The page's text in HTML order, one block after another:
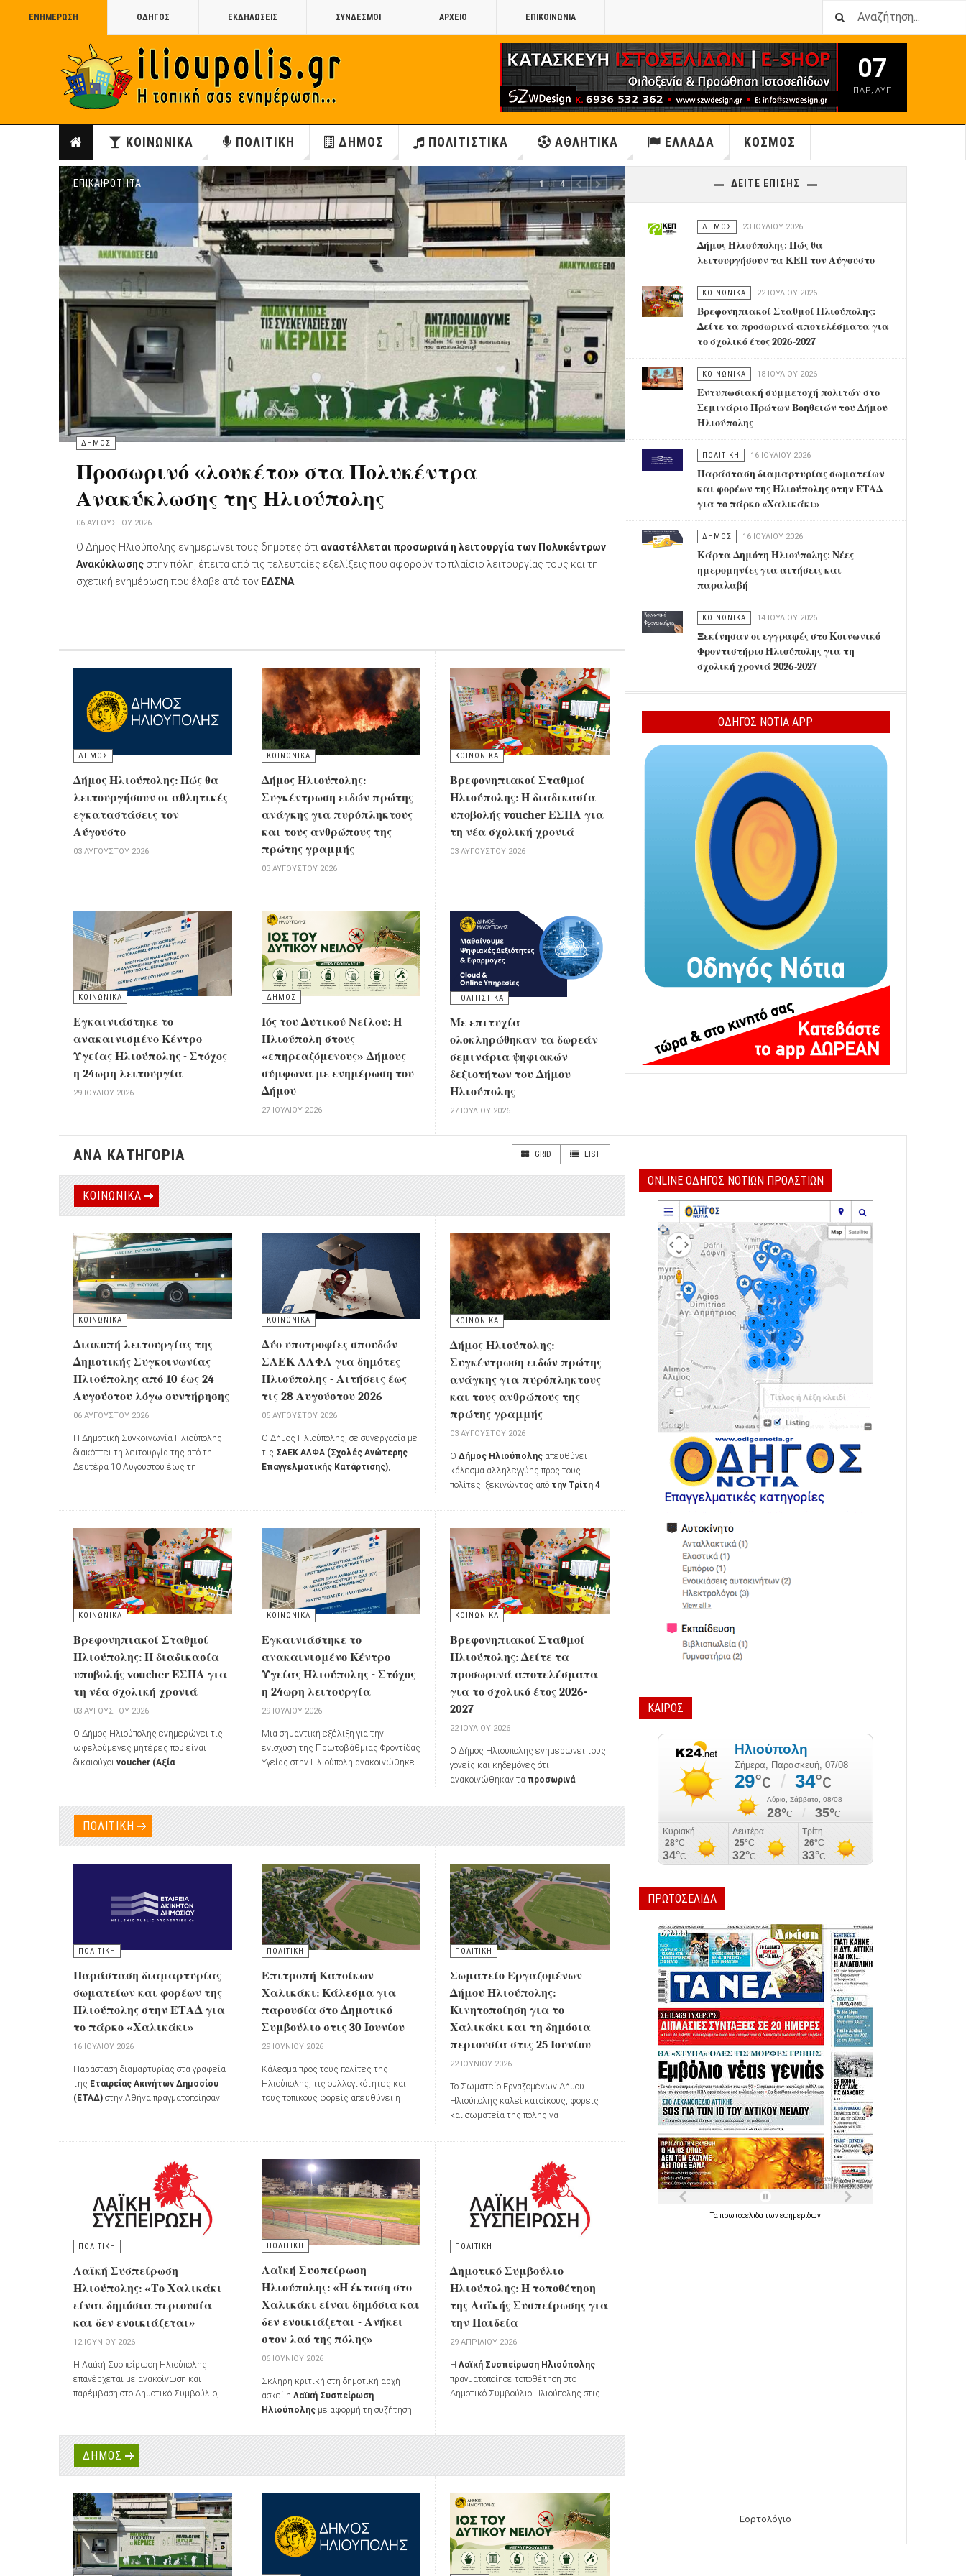
ΕΝΗΜΕΡΩΣΗ ΟΔΗΓΟΣ ΕΚΔΗΛΩΣΕΙΣ ΣΥΝΔΕΣΜΟΙ ΑΡΧΕΙΟ ΕΠΙΚΟΙΝΩΝΙΑ
07
ΠΑΡ,ΑΥΓ
ΚΟΙΝΩΝΙΚΑ ΠΟΛΙΤΙΚΗ ΔΗΜΟΣ ΠΟΛΙΤΙΣΤΙΚΑ ΑΘΛΗΤΙΚΑ ΕΛΛΑΔΑ ΚΟΣΜΟΣ
ΕΠΙΚΑΙΡΟΤΗΤΑ
ΔΗΜΟΣ
Προσωρινό «λουκέτο» στα Πολυκέντρα
Ανακύκλωσης της Ηλιούπολης
06 ΑΥΓΟΎΣΤΟΥ 2026
Ο Δήμος Ηλιούπολης ενημερώνει τους δημότες ότι αναστέλλεται προσωρινά η λειτουργία των Πολυκέντρων
Ανακύκλωσης στην πόλη, έπειτα από τις τελευταίες εξελίξεις που αφορούν το πλαίσιο λειτουργίας τους και τη
σχετική ενημέρωση που έλαβε από τον ΕΔΣΝΑ
1of4 PREVIOUS
NEXT
ΔΗΜΟΣ
Δήμος Ηλιούπολης: Πώς θα
λειτουργήσουν οι αθλητικές
εγκαταστάσεις τον
Αύγουστο
03 ΑΥΓΟΎΣΤΟΥ 2026
ΚΟΙΝΩΝΙΚΑ
Δήμος Ηλιούπολης:
Συγκέντρωση ειδών πρώτης
ανάγκης για πυρόπληκτους
και τους ανθρώπους της
πρώτης γραμμής
03 ΑΥΓΟΎΣΤΟΥ 2026
ΚΟΙΝΩΝΙΚΑ
Βρεφονηπιακοί Σταθμοί
Ηλιούπολης: Η διαδικασία
υποβολής voucher ΕΣΠΑ για
τη νέα σχολική χρονιά
03 ΑΥΓΟΎΣΤΟΥ 2026
ΚΟΙΝΩΝΙΚΑ
Εγκαινιάστηκε το
ανακαινισμένο Κέντρο
Υγείας Ηλιούπολης - Στόχος
η 24ωρη λειτουργία
29 ΙΟΥΛΊΟΥ 2026
ΔΗΜΟΣ
Ιός του Δυτικού Νείλου: Η
Ηλιούπολη στους
«επηρεαζόμενους» Δήμους
σύμφωνα με ενημέρωση του
Δήμου
27 ΙΟΥΛΊΟΥ 2026
ΠΟΛΙΤΙΣΤΙΚΑ
Με επιτυχία
ολοκληρώθηκαν τα δωρεάν
σεμινάρια ψηφιακών
δεξιοτήτων του Δήμου
Ηλιούπολης
27 ΙΟΥΛΊΟΥ 2026
ΔΕΙΤΕ ΕΠΙΣΗΣ
ΔΗΜΟΣ 23 ΙΟΥΛΊΟΥ 2026
Δήμος Ηλιούπολης: Πώς θα
λειτουργήσουν τα ΚΕΠ τον Αύγουστο
ΚΟΙΝΩΝΙΚΑ 22 ΙΟΥΛΊΟΥ 2026
Βρεφονηπιακοί Σταθμοί Ηλιούπολης:
Δείτε τα προσωρινά αποτελέσματα για
το σχολικό έτος 2026-2027
ΚΟΙΝΩΝΙΚΑ 18 ΙΟΥΛΊΟΥ 2026
Εντυπωσιακή συμμετοχή πολιτών στο
Σεμινάριο Πρώτων Βοηθειών του Δήμου
Ηλιούπολης
ΠΟΛΙΤΙΚΗ 16 ΙΟΥΛΊΟΥ 2026
Παράσταση διαμαρτυρίας σωματείων
και φορέων της Ηλιούπολης στην ΕΤΑΔ
για το πάρκο «Χαλικάκι»
ΔΗΜΟΣ 16 ΙΟΥΛΊΟΥ 2026
Κάρτα Δημότη Ηλιούπολης: Νέες
ημερομηνίες για αιτήσεις και
παραλαβή
ΚΟΙΝΩΝΙΚΑ 14 ΙΟΥΛΊΟΥ 2026
Ξεκίνησαν οι εγγραφές στο Κοινωνικό
Φροντιστήριο Ηλιούπολης για τη
σχολική χρονιά 2026-2027
ΟΔΗΓΟΣ ΝΟΤΙΑ APP
ΑΝΑ ΚΑΤΗΓΟΡΙΑ GRID LIST
ΚΟΙΝΩΝΙΚΑ
ΚΟΙΝΩΝΙΚΑ
Διακοπή λειτουργίας της
Δημοτικής Συγκοινωνίας
Ηλιούπολης από 10 έως 24
Αυγούστου λόγω συντήρησης
06 ΑΥΓΟΎΣΤΟΥ 2026
Η Δημοτική Συγκοινωνία Ηλιούπολης
διακόπτει τη λειτουργία της από τη
Δευτέρα 10 Αυγούστου έως τη
οχημάτων.
ΚΟΙΝΩΝΙΚΑ
Δύο υποτροφίες σπουδών
ΣΑΕΚ ΑΛΦΑ για δημότες
Ηλιούπολης - Αιτήσεις έως
τις 28 Αυγούστου 2026
05 ΑΥΓΟΎΣΤΟΥ 2026
Ο Δήμος Ηλιούπολης, σε συνεργασία με
τις ΣΑΕΚ ΑΛΦΑ (Σχολές Ανώτερης
Επαγγελματικής Κατάρτισης),
υποτροφιών σπουδώνσε δημότες
τις σπουδές τους, αλλά αντιμετωπίζουν
οικονομικές δυσκολίες.
ΚΟΙΝΩΝΙΚΑ
Δήμος Ηλιούπολης:
Συγκέντρωση ειδών πρώτης
ανάγκης για πυρόπληκτους
και τους ανθρώπους της
πρώτης γραμμής
03 ΑΥΓΟΎΣΤΟΥ 2026
ΟΔήμος Ηλιούπολης απευθύνει
κάλεσμα αλληλεγγύης προς τους
πολίτες, ξεκινώντας από την Τρίτη 4
ειδών πρώτης ανάγκης για τους
κατοίκους των πυρόπληκτων περιοχών,
καθώς και για όσους συμμετέχουν στη
μάχη της κατάσβεσης των πυρκαγιών.
ΚΟΙΝΩΝΙΚΑ
Βρεφονηπιακοί Σταθμοί
Ηλιούπολης: Η διαδικασία
υποβολής voucher ΕΣΠΑ για
τη νέα σχολική χρονιά
03 ΑΥΓΟΎΣΤΟΥ 2026
Ο Δήμος Ηλιούπολης ενημερώνει τις
ωφελούμενες μητέρες που είναι
δικαιούχοι voucher (Αξία
διαδικασία εγγραφής και τοποθέτησης
βρεφών και προνηπίων στα
Διοίκησης Αλληλεγγύης, Φροντίδας
και Αγωγήςγια το σχολικό έτος2026-
ΚΟΙΝΩΝΙΚΑ
Εγκαινιάστηκε το
ανακαινισμένο Κέντρο
Υγείας Ηλιούπολης - Στόχος
η 24ωρη λειτουργία
29 ΙΟΥΛΊΟΥ 2026
Μια σημαντική εξέλιξη για την
ενίσχυση της Πρωτοβάθμιας Φροντίδας
Υγείας στην Ηλιούπολη ανακοινώθηκε
Ηλιούπολης (πρώην ΙΚΑ), καθώς,
μετατραπεί σεΚέντρο Υγείας 24ωρης
λειτουργίας εντός του 2026.
ΚΟΙΝΩΝΙΚΑ
Βρεφονηπιακοί Σταθμοί
Ηλιούπολης: Δείτε τα
προσωρινά αποτελέσματα
για το σχολικό έτος 2026-
2027
22 ΙΟΥΛΊΟΥ 2026
Ο Δήμος Ηλιούπολης ενημερώνει τους
γονείς και κηδεμόνες ότι
ανακοινώθηκαν τα προσωρινά
αιτήσεων εγγραφήςβρεφών και
ΠΟΛΙΤΙΚΗ
ΠΟΛΙΤΙΚΗ
Παράσταση διαμαρτυρίας
σωματείων και φορέων της
Ηλιούπολης στην ΕΤΑΔ για
το πάρκο «Χαλικάκι»
16 ΙΟΥΛΊΟΥ 2026
Παράσταση διαμαρτυρίας στα γραφεία
της Εταιρείας Ακινήτων Δημοσίου
(ΕΤΑΔ) στην Αθήνα πραγματοποίησαν
της Ηλιούπολης, μαζί με κατοίκους της
στην απαίτηση καταβολής
ανταλλάγματος για τη χρήση δημοσίων
εκτάσεων από τον Δήμο Ηλιούπολης στο
πάρκο«Χαλικάκι».
ΠΟΛΙΤΙΚΗ
Επιτροπή Κατοίκων
Χαλικάκι: Κάλεσμα για
παρουσία στο Δημοτικό
Συμβούλιο στις 30 Ιουνίου
29 ΙΟΥΝΊΟΥ 2026
Κάλεσμα προς τους πολίτες της
Ηλιούπολης, τις συλλογικότητες και
τους τοπικούς φορείς απευθύνει η
συνεδρίαση του Δημοτικού Συμβουλίου
ΠΟΛΙΤΙΚΗ
Σωματείο Εργαζομένων
Δήμου Ηλιούπολης:
Κινητοποίηση για το
Χαλικάκι και τη δημόσια
περιουσία στις 25 Ιουνίου
22 ΙΟΥΝΊΟΥ 2026
Το Σωματείο Εργαζομένων Δήμου
Ηλιούπολης καλεί κατοίκους, φορείς
και σωματεία της πόλης να
πραγματοποιηθεί τηνΠέμπτη 25
Δημόσια Περιουσία δεν πωλείται
ούτε ενοικιάζεται»
ΠΟΛΙΤΙΚΗ
Λαϊκή Συσπείρωση
Ηλιούπολης: «Το Χαλικάκι
είναι δημόσια περιουσία
και δεν ενοικιάζεται»
12 ΙΟΥΝΊΟΥ 2026
Η Λαϊκή Συσπείρωση Ηλιούπολης
επανέρχεται με ανακοίνωση και
παρέμβαση στο Δημοτικό Συμβούλιο,
παραχώρηση της έκτασης στο Χαλικάκι
από την ΕΤΑΔ προς τον Δήμο με
καταβολή μισθώματος.
ΠΟΛΙΤΙΚΗ
Λαϊκή Συσπείρωση
Ηλιούπολης: «Η έκταση στο
Χαλικάκι είναι δημόσια και
δεν ενοικιάζεται - Ανήκει
στον λαό της πόλης»
06 ΙΟΥΝΊΟΥ 2026
Σκληρή κριτική στη δημοτική αρχή
ασκεί ηΛαϊκή Συσπείρωση
Ηλιούπολης με αφορμή τη συζήτηση
Ιουνίου για την αποδοχή ή μη της
ΠΟΛΙΤΙΚΗ
Δημοτικό Συμβούλιο
Ηλιούπολης: Η τοποθέτηση
της Λαϊκής Συσπείρωσης για
την Παιδεία
29 ΑΠΡΙΛΊΟΥ 2026
ΗΛαϊκή Συσπείρωση Ηλιούπολης
πραγματοποίησε τοποθέτηση στο
Δημοτικό Συμβούλιο Ηλιούπολης στις
ΔΗΜΟΣ
ONLINE ΟΔΗΓΟΣ ΝΟΤΙΩΝ ΠΡΟΑΣΤΙΩΝ
ΚΑΙΡΟΣ
ΠΡΩΤΟΣΕΛΙΔΑ
Ταπρωτοσέλιδατωνεφημερίδων
Εορτολόγιο